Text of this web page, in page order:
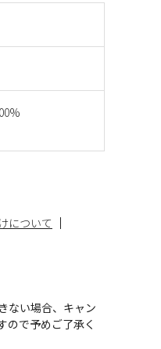
について
ない場合、キャン
ので予めご了承く